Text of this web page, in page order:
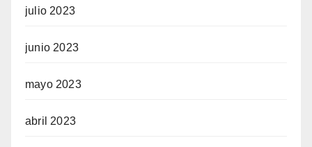
julio 2023
junio 2023
mayo 2023
abril 2023